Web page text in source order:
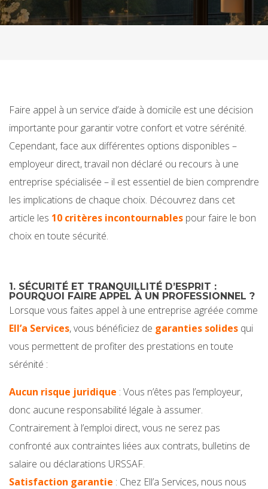
Faire appel à un service d’aide à domicile est une décision
importante pour garantir votre confort et votre sérénité.
Cependant, face aux différentes options disponibles –
employeur direct, travail non déclaré ou recours à une
entreprise spécialisée – il est essentiel de bien comprendre
les implications de chaque choix. Découvrez dans cet
article les 10 critères incontournables pour faire le bon
choix en toute sécurité.
1. SÉCURITÉ ET TRANQUILLITÉ D’ESPRIT :
POURQUOI FAIRE APPEL À UN PROFESSIONNEL ?
Lorsque vous faites appel à une entreprise agréée comme
Ell’a Services, vous bénéficiez de garanties solides qui
vous permettent de profiter des prestations en toute
sérénité :
Aucun risque juridique : Vous n’êtes pas l’employeur,
donc aucune responsabilité légale à assumer.
Contrairement à l’emploi direct, vous ne serez pas
confronté aux contraintes liées aux contrats, bulletins de
salaire ou déclarations URSSAF.
Satisfaction garantie : Chez Ell’a Services, nous nous